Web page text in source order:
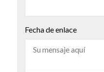
Fecha de enlace